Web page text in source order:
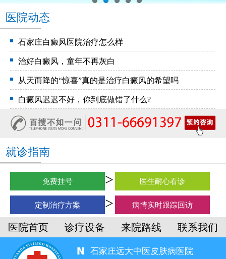
医院动态
石家庄白癜风医院治疗怎么样
治好白癜风，童年不再灰白
从天而降的“惊喜”真的是治疗白癜风的希望吗
白癜风迟迟不好，你到底做错了什么?
就诊指南
免费挂号 医生耐心看诊
定制治疗方案 病情实时跟踪回访
医院首页 诊疗设备 来院路线 联系我们
石家庄远大中医皮肤病医院